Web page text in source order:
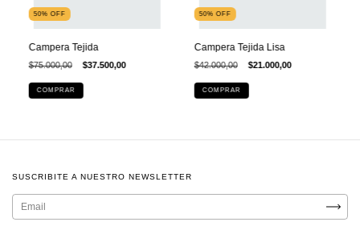
50%OFF
Campera Tejida
$75.000,00 $37.500,00
COMPRAR
50%OFF
Campera Tejida Lisa
$42.000,00 $21.000,00
COMPRAR
SUSCRIBITE A NUESTRO NEWSLETTER